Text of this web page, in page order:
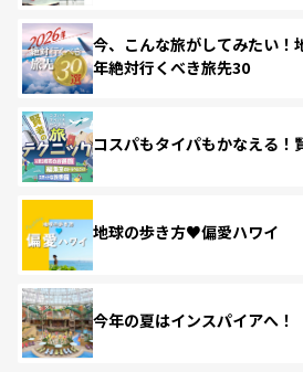
今、こんな旅がしてみたい！
年絶対行くべき旅先30
コスパもタイパもかなえる！
地球の歩き方♥偏愛ハワイ
今年の夏はインスパイアへ！